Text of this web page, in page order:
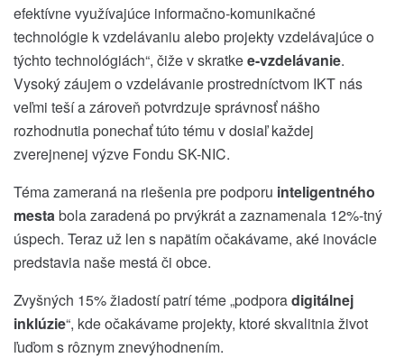
efektívne využívajúce informačno‐komunikačné
technológie k vzdelávaniu alebo projekty vzdelávajúce o
týchto technológiách“, čiže v skratkee-vzdelávanie.
Vysoký záujem o vzdelávanie prostredníctvom IKT nás
veľmi teší a zároveň potvrdzuje správnosť nášho
rozhodnutia ponechať túto tému v dosiaľ každej
zverejnenej výzve Fondu SK-NIC.
Téma zameraná na riešenia pre podporu inteligentného
mestabola zaradená po prvýkrát a zaznamenala 12%-tný
úspech. Teraz už len s napätím očakávame, aké inovácie
predstavia naše mestá či obce.
Zvyšných 15% žiadostí patrí téme „podporadigitálnej
inklúzie“, kde očakávame projekty, ktoré skvalitnia život
ľuďom s rôznym znevýhodnením.